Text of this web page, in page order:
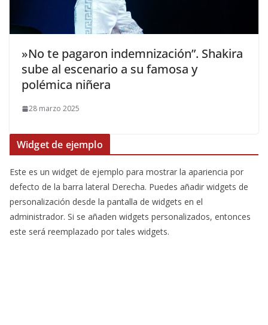
​»No te pagaron indemnización”. Shakira
sube al escenario a su famosa y
polémica niñera
28 marzo 2025
Widget de ejemplo
Este es un widget de ejemplo para mostrar la apariencia por
defecto de la barra lateral Derecha. Puedes añadir widgets de
personalización desde la pantalla de widgets en el
administrador. Si se añaden widgets personalizados, entonces
este será reemplazado por tales widgets.